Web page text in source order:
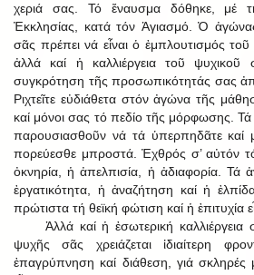
χεριά σας. Τό ἔναυσμα δόθηκε, μέ
Ἐκκλησίας, κατά τόν Ἁγιασμό. Ὁ ἀγώνας
σᾶς πρέπει νά εἶναι ὁ ἐμπλουτισμός τοῦ
ἀλλά καί ἡ καλλιέργεια τοῦ
συγκρότηση τῆς προσωπικότητάς σας
Ριχτεῖτε εὐδιάθετα στόν ἀγώνα τῆς
καί μόνοι σας τό πεδίο τῆς μόρφωσης.
παρουσιασθοῦν νά τά ὑπερπηδᾶτε καί
πορεύεσθε μπροστά. Ἐχθρός σ’ αὐτόν
ὀκνηρία, ἡ ἀπελπισία, ἡ ἀδιαφορία. Τά
ἐργατικότητα, ἡ ἀναζήτηση καί ἡ
πρώτιστα τή θεϊκή φώτιση καί ἡ ἐπιτυχία
Ἀλλά καί ἡ ἐσωτερική καλλιέργεια
ψυχῆς σᾶς χρειάζεται ἰδιαίτερη
ἐπαγρύπνηση καί διάθεση, γιά σκληρές